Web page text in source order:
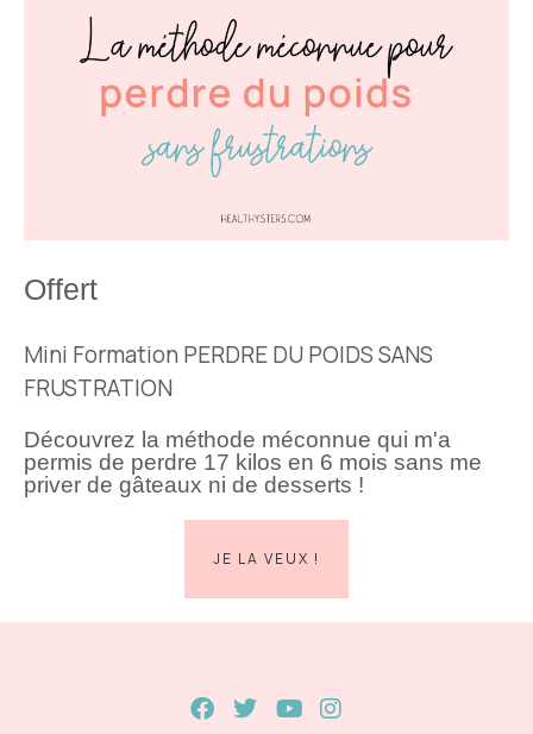
Offert
Mini Formation PERDRE DU POIDS SANS
FRUSTRATION
Découvrez la méthode méconnue qui m'a
permis de perdre 17 kilos en 6 mois sans me
priver de gâteaux ni de desserts !
JE LA VEUX !